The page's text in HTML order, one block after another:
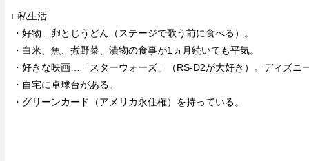
□私生活
・好物…卵とじうどん（ステージで歌う前に食べる）。
・白米、魚、煮野菜、漬物の食事が1ヵ月続いても平気。
・好きな映画…「スターウォーズ」（RS-D2が大好き）。ディズニ
・自宅に卓球台がある。
・グリーンカード（アメリカ永住権）を持っている。